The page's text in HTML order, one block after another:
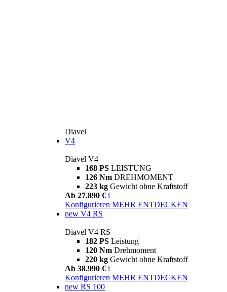
Diavel
V4
Diavel V4
168 PS LEISTUNG
126 Nm DREHMOMENT
223 kg Gewicht ohne Kraftstoff
Ab 27.890 € i
Konfigurieren MEHR ENTDECKEN
new V4 RS
Diavel V4 RS
182 PS Leistung
120 Nm Drehmoment
220 kg Gewicht ohne Kraftstoff
Ab 38.990 € i
Konfigurieren MEHR ENTDECKEN
new RS 100